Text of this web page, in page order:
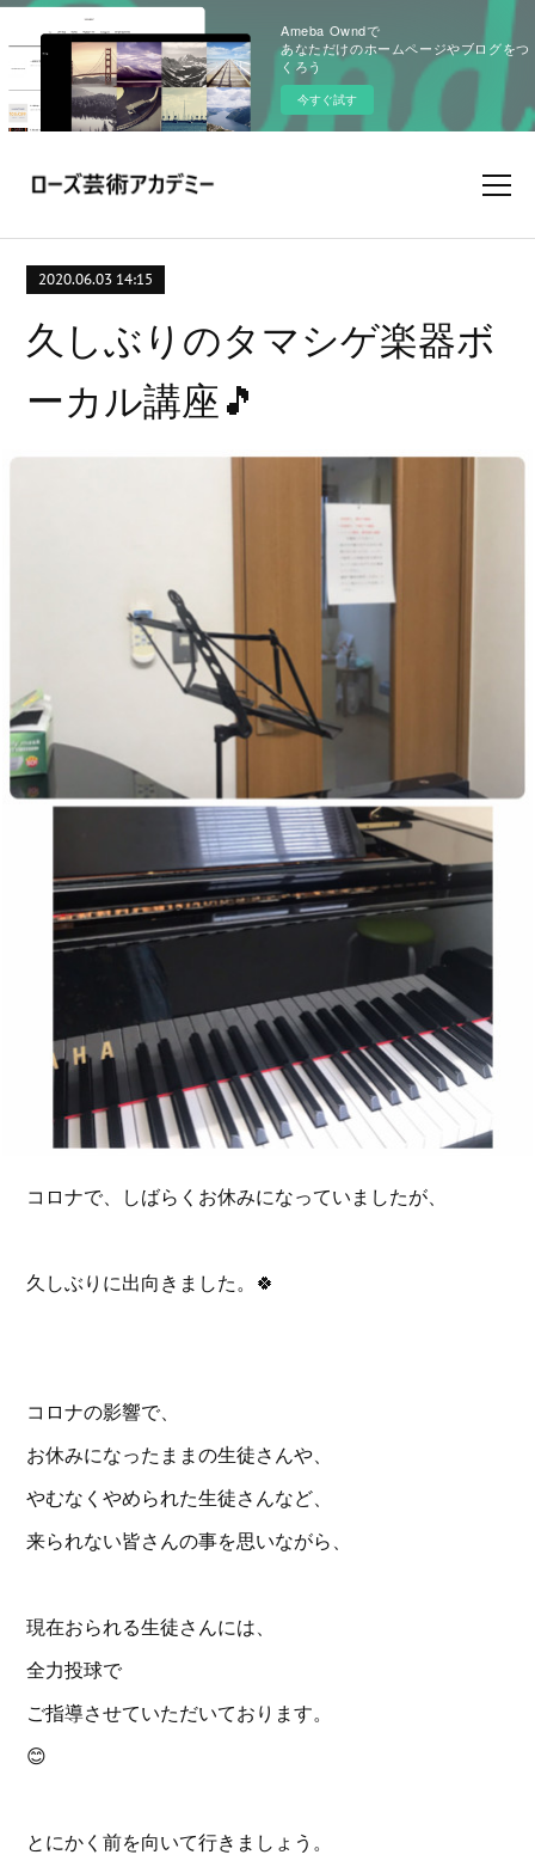
Ameba Owndで
あなただけのホームページやブログをつ
くろう
今すぐ試す
2020.06.03 14:15
久しぶりのタマシゲ楽器ボ
ーカル講座🎵
コロナで、しばらくお休みになっていましたが、
久しぶりに出向きました。🍀
コロナの影響で、
お休みになったままの生徒さんや、
やむなくやめられた生徒さんなど、
来られない皆さんの事を思いながら、
現在おられる生徒さんには、
全力投球で
ご指導させていただいております。
😊
とにかく前を向いて行きましょう。